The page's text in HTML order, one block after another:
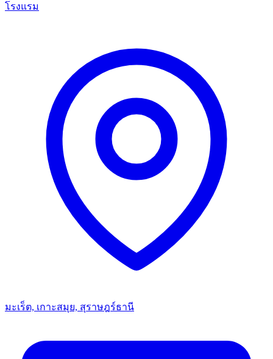
โรงแรม
มะเร็ต, เกาะสมุย, สุราษฎร์ธานี